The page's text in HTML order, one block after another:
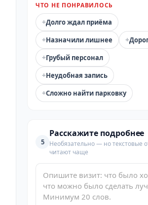
ЧТО НЕ ПОНРАВИЛОСЬ
+Долго ждал приёма
+Назначили лишнее +
+Грубый персонал
+Неудобная запись
+Сложно найти парковку
5
Расскажите подробнее
Необязательно — но текстовые
читают чаще